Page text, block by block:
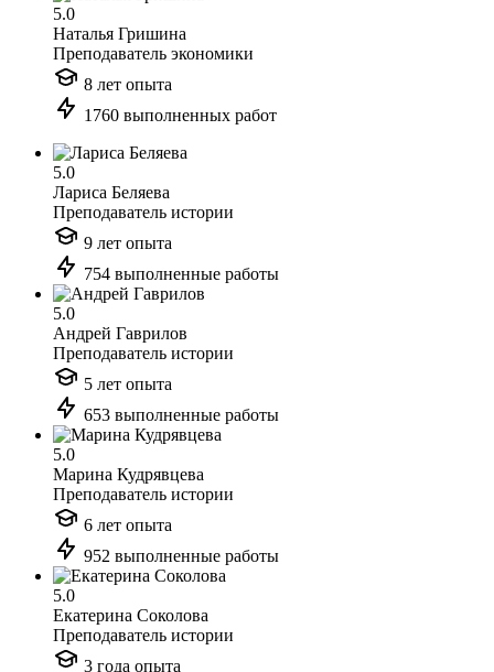
5.0
Наталья Гришина
Преподаватель экономики
8 лет опыта
1760 выполненных работ
5.0
Лариса Беляева
Преподаватель истории
9 лет опыта
754 выполненные работы
5.0
Андрей Гаврилов
Преподаватель истории
5 лет опыта
653 выполненные работы
5.0
Марина Кудрявцева
Преподаватель истории
6 лет опыта
952 выполненные работы
5.0
Екатерина Соколова
Преподаватель истории
3 года опыта